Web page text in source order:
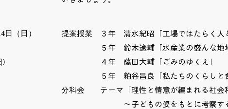
日（日）
)
提案授業 ３年 清水紀昭「工場ではたらく人
５年 鈴木遼輔「水産業の盛んな地域
４年 藤田大輔「ごみのゆくえ」
５年 粕谷昌良「私たちのくらしと食
分科会 テーマ「理性と情意が編まれる社会
～子どもの姿をもとに考察する